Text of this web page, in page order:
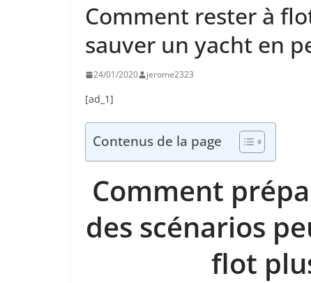
Comment rester à
sauver un yacht en
24/01/2020 jerome2323
[ad_1]
Contenus de la page
Comment
des scénarios
flot